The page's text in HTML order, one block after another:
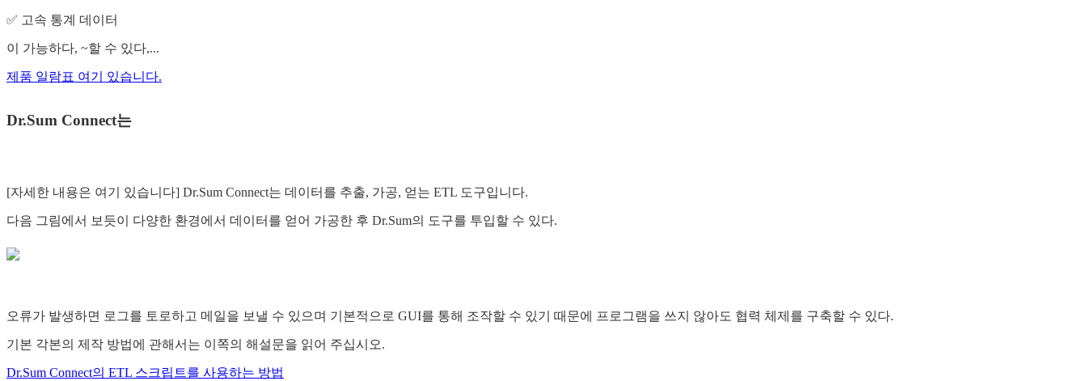
✅ 고속 통계 데이터
이 가능하다, ~할 수 있다,...
제품 일람표 여기 있습니다.
Dr.Sum Connect는
[자세한 내용은 여기 있습니다] Dr.Sum Connect는 데이터를 추출, 가공, 얻는 ETL 도구입니다.
다음 그림에서 보듯이 다양한 환경에서 데이터를 얻어 가공한 후 Dr.Sum의 도구를 투입할 수 있다.
오류가 발생하면 로그를 토로하고 메일을 보낼 수 있으며 기본적으로 GUI를 통해 조작할 수 있기 때문에 프로그램을 쓰지 않아도 협력 체제를 구축할 수 있다.
기본 각본의 제작 방법에 관해서는 이쪽의 해설문을 읽어 주십시오.
Dr.Sum Connect의 ETL 스크립트를 사용하는 방법